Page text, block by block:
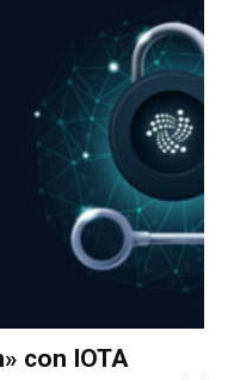
con IOTA